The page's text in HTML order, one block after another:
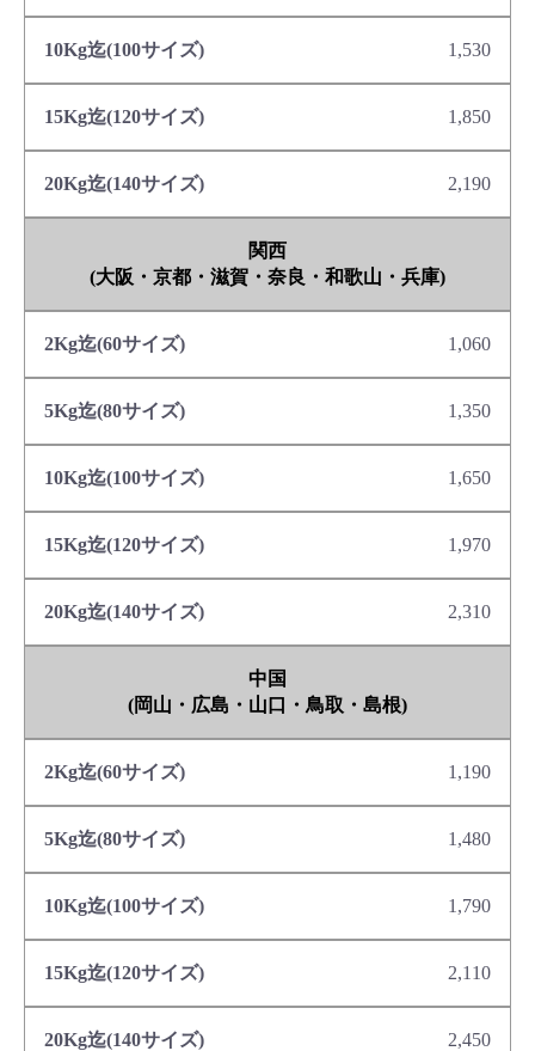
1,530
1,850
2,190
関西
(大阪・京都・滋賀・奈良・和歌山・兵庫)
1,060
1,350
1,650
1,970
2,310
中国
(岡山・広島・山口・鳥取・島根)
1,190
1,480
1,790
2,110
2,450